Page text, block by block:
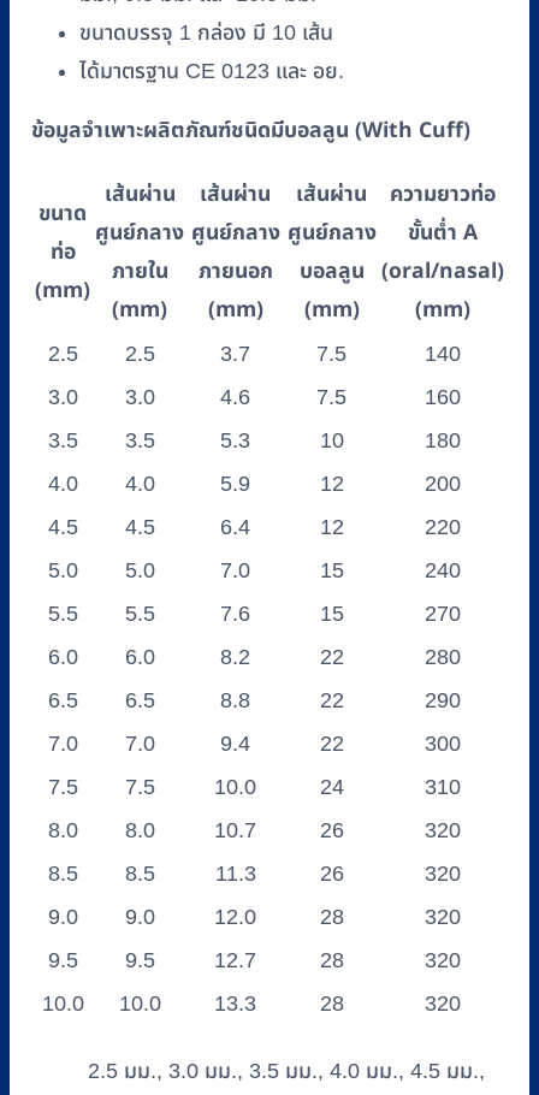
ขนาดบรรจุ 1 กล่อง มี 10 เส้น
ได้มาตรฐาน CE 0123 และ อย.
ข้อมูลจำเพาะผลิตภัณฑ์ชนิดมีบอลลูน (With Cuff)
ขนาด
ท่อ
(mm)
เส้นผ่าน
ศูนย์กลาง
ภายใน
(mm)
เส้นผ่าน
ศูนย์กลาง
ภายนอก
(mm)
เส้นผ่าน
ศูนย์กลาง
บอลลูน
(mm)
ความยาวท่อ
ขั้นต่ำ A
(oral/nasal)
(mm)
2.5 2.5 3.7 7.5
140
3.0
3.0 4.6 7.5
160
3.5
3.5 5.3 10
180
4.0
4.0 5.9 12
200
4.5
4.5 6.4 12
220
5.0
5.0 7.0 15
240
5.5
5.5 7.6 15
270
6.0
6.0 8.2 22
280
6.5
6.5 8.8 22
290
7.0
7.0 9.4 22
300
7.5
7.5 10.0 24
310
8.0
8.0 10.7 26
320
8.5
8.5 11.3 26
320
9.0
9.0 12.0 28
320
9.5
9.5 12.7 28
320
10.0
10.0 13.3 28 320
2.5 มม., 3.0 มม., 3.5 มม., 4.0 มม., 4.5 มม.,